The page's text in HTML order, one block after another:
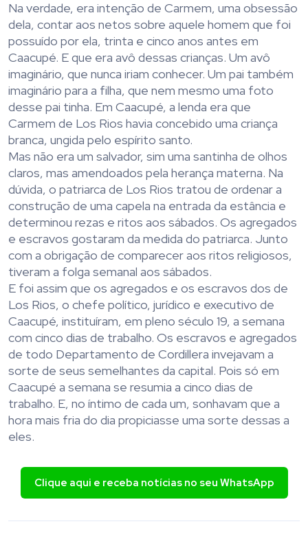
Na verdade, era intenção de Carmem, uma obsessão
dela, contar aos netos sobre aquele homem que foi
possuído por ela, trinta e cinco anos antes em
Caacupé. E que era avô dessas crianças. Um avô
imaginário, que nunca iriam conhecer. Um pai também
imaginário para a filha, que nem mesmo uma foto
desse pai tinha. Em Caacupé, a lenda era que
Carmem de Los Rios havia concebido uma criança
branca, ungida pelo espírito santo.
Mas não era um salvador, sim uma santinha de olhos
claros, mas amendoados pela herança materna. Na
dúvida, o patriarca de Los Rios tratou de ordenar a
construção de uma capela na entrada da estância e
determinou rezas e ritos aos sábados. Os agregados
e escravos gostaram da medida do patriarca. Junto
com a obrigação de comparecer aos ritos religiosos,
tiveram a folga semanal aos sábados.
E foi assim que os agregados e os escravos dos de
Los Rios, o chefe político, jurídico e executivo de
Caacupé, instituíram, em pleno século 19, a semana
com cinco dias de trabalho. Os escravos e agregados
de todo Departamento de Cordillera invejavam a
sorte de seus semelhantes da capital. Pois só em
Caacupé a semana se resumia a cinco dias de
trabalho. E, no íntimo de cada um, sonhavam que a
hora mais fria do dia propiciasse uma sorte dessas a
eles.
Clique aqui e receba notícias no seu WhatsApp